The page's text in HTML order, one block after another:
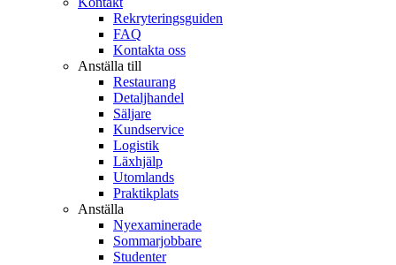
Rekryteringsguiden
FAQ
Kontakta oss
Anställa till
Restaurang
Detaljhandel
Säljare
Kundservice
Logistik
Läxhjälp
Utomlands
Praktikplats
Anställa
Nyexaminerade
Sommarjobbare
Studenter